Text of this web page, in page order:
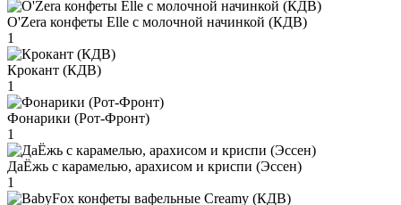
O'Zera конфеты Elle с молочной начинкой (КДВ)
1
Крокант (КДВ)
1
Фонарики (Рот-Фронт)
1
ДаЁжь с карамелью, арахисом и криспи (Эссен)
1